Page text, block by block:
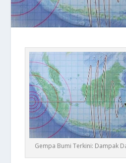
Gempa Bumi Terkini: Dampak